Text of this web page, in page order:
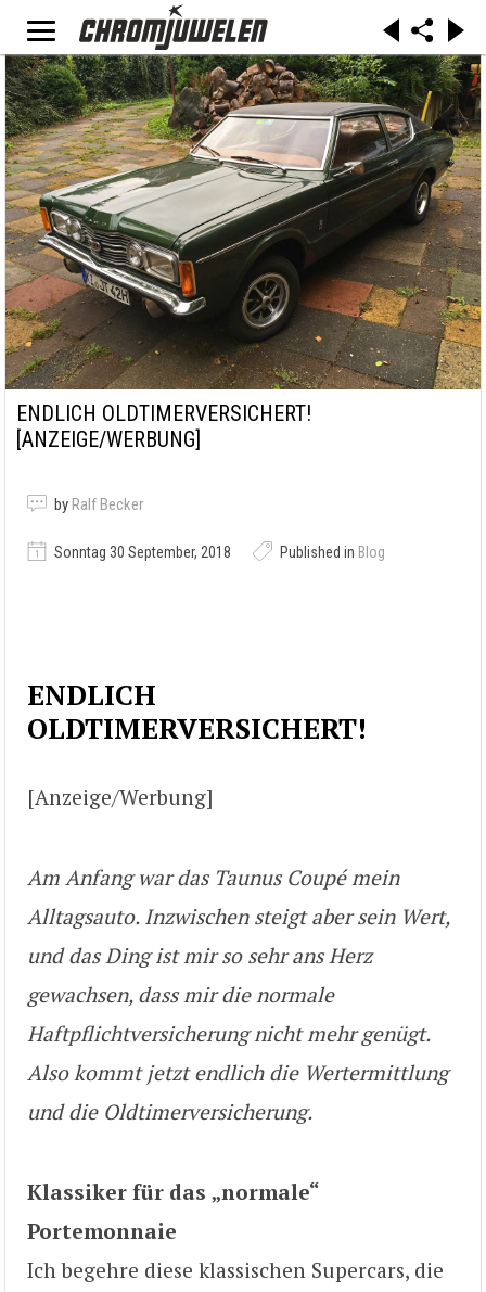
ENDLICH OLDTIMERVERSICHERT!
[ANZEIGE/WERBUNG]
by Ralf Becker
Sonntag 30 September, 2018 Published in Blog
ENDLICH
OLDTIMERVERSICHERT!
[Anzeige/Werbung]
Am Anfang war das Taunus Coupé mein
Alltagsauto. Inzwischen steigt aber sein Wert,
und das Ding ist mir so sehr ans Herz
gewachsen, dass mir die normale
Haftpflichtversicherung nicht mehr genügt.
Also kommt jetzt endlich die Wertermittlung
und die Oldtimerversicherung.
Klassiker für das „normale“
Portemonnaie
Ich begehre diese klassischen Supercars, die